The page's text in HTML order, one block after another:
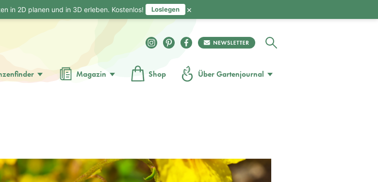
Magazin Shop Über Gartenjournal
in 2D planen und in 3D erleben. Kostenlos! Loslegen ×